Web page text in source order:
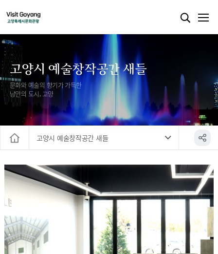
고양시 예술창작공간 새들
문화와 예술의 향기가 가득한
낭만의 도시, 고양
고양시 예술창작공간 새들